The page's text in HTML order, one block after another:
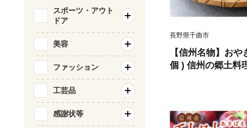
長野県千曲市
【信州名物】お
個 ) 信州の郷土料
野沢菜 野菜ミッ
じゃがチーズ 季
菜 冷凍食品 食品
スポーツ・アウト
ドア
美容
ファッション
工芸品
感謝状等